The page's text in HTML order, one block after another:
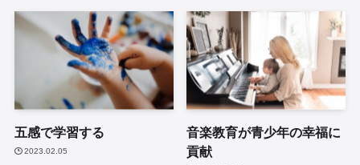
五感で学習する
2023.02.05
音楽教育が青少年の幸福に
貢献